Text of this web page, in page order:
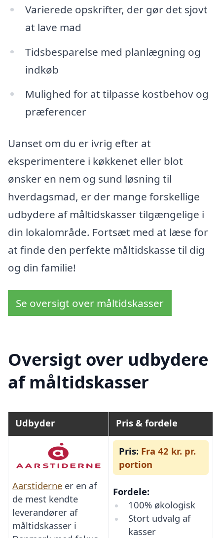
Varierede opskrifter, der gør det sjovt
at lave mad
Tidsbesparelse med planlægning og
indkøb
Mulighed for at tilpasse kostbehov og
præferencer
Uanset om du er ivrig efter at
eksperimentere i køkkenet eller blot
ønsker en nem og sund løsning til
hverdagsmad, er der mange forskellige
udbydere af måltidskasser tilgængelige i
din lokalområde. Fortsæt med at læse for
at finde den perfekte måltidskasse til dig
og din familie!
Se oversigt over måltidskasser
Oversigt over udbydere
af måltidskasser
Udbyder Pris & fordele
Aarstiderne er en af
de mest kendte
leverandører af
måltidskasser i
Pris: Fra 42 kr. pr.
portion
Fordele:
100% økologisk
Stort udvalg af
kasser